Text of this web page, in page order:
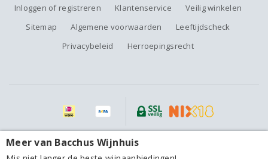
Herdade de São Miguel Alentejano Colheita
Inloggen of registreren Klantenservice
Veilig winkelen
Sitemap
Algemene voorwaarden
Leeftijdscheck
Privacybeleid
Herroepingsrecht
Alle prijzen zijn inclusief BTW, exclusief eventuele verzendkosten.
Meer van Bacchus Wijnhuis